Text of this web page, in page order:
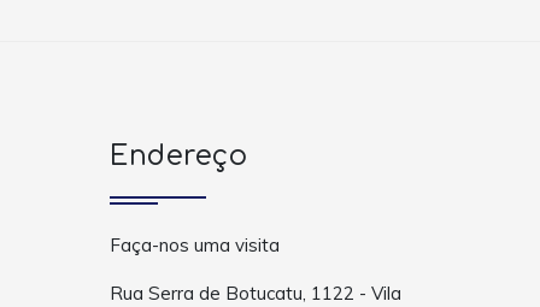
Endereço
Faça-nos uma visita
Rua Serra de Botucatu, 1122 - Vila